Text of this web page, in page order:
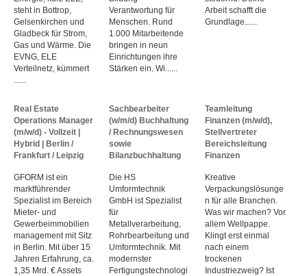
steht in Bottrop,
Gelsenkirchen und
Gladbeck für Strom,
Gas und Wärme. Die
EVNG, ELE
Verteilnetz, kümmert
Verantwortung für
Menschen. Rund
1.000 Mitarbeitende
bringen in neun
Einrichtungen ihre
Stärken ein. Wi......
Arbeit schafft die
Grundlage......
Real Estate
Operations Manager
(m/w/d) - Vollzeit |
Hybrid | Berlin /
Frankfurt / Leipzig
GFORM ist ein
marktführender
Spezialist im Bereich
Mieter- und
Gewerbeimmobilien
management mit Sitz
in Berlin. Mit über 15
Jahren Erfahrung, ca.
1,35 Mrd. € Assets
Sachbearbeiter
(w/m/d) Buchhaltung
/ Rechnungswesen
sowie
Bilanzbuchhaltung
Die HS
Umformtechnik
GmbH ist Spezialist
für
Metallverarbeitung,
Rohrbearbeitung und
Umformtechnik. Mit
modernster
Fertigungstechnologi
Teamleitung
Finanzen (m/w/d),
Stellvertreter
Bereichsleitung
Finanzen
Kreative
Verpackungslösunge
n für alle Branchen.
Was wir machen? Vor
allem Wellpappe.
Klingt erst einmal
nach einem
trockenen
Industriezweig? Ist